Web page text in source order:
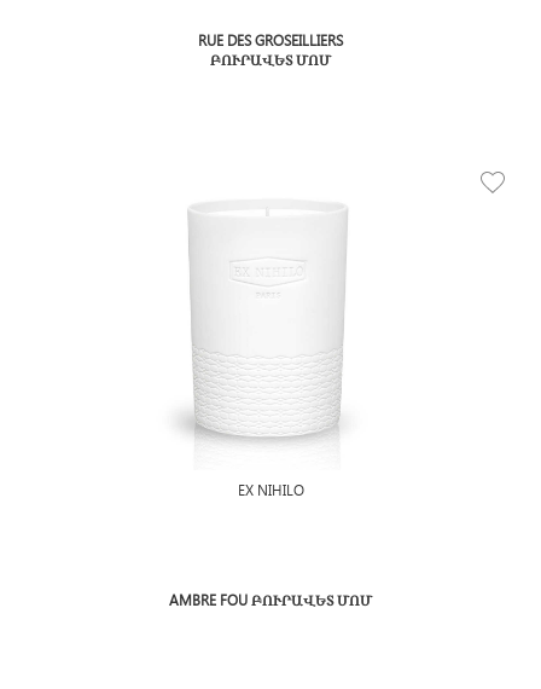
RUE DES GROSEILLIERS
ԲՈՒՐԱՎԵՏ ՄՈՄ
EX NIHILO
AMBRE FOU ԲՈՒՐԱՎԵՏ ՄՈՄ